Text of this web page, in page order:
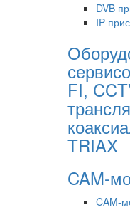
DVB
IP
FI,
TRIAX
CAM-
CAM-